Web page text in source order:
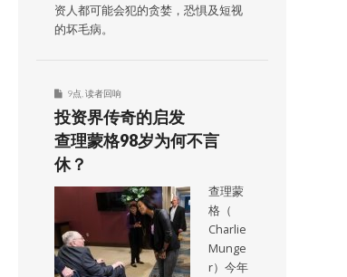
资人都可能会犯的贪婪，恐惧及短视
的坏毛病。
9点 读者回响
投资界传奇的启发
查理蒙格98岁为何不言
休？
查理蒙
格（
Charlie
Munge
r）今年